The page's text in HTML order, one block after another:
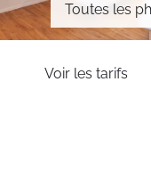
Toutes les
Voir les tarifs